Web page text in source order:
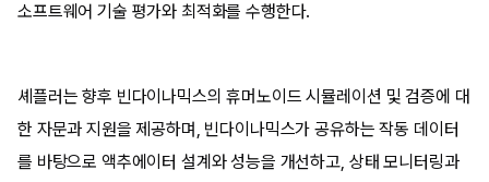
소프트웨어 기술 평가와 최적화를 수행한다.
셰플러는 향후 빈다이나믹스의 휴머노이드 시뮬레이션 및 검증에 대
한 자문과 지원을 제공하며, 빈다이나믹스가 공유하는 작동 데이터
를 바탕으로 액추에이터 설계와 성능을 개선하고, 상태 모니터링과